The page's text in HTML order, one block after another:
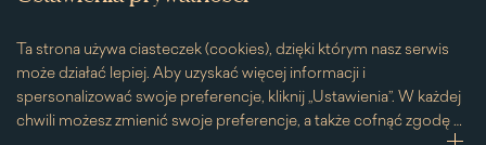
Ta strona używa ciasteczek (cookies), dzięki którym nasz serwis
może działać lepiej. Aby uzyskać więcej informacji i
spersonalizować swoje preferencje, kliknij „Ustawienia”. W każdej
chwili możesz zmienić swoje preferencje, a także cofnąć zgodę na